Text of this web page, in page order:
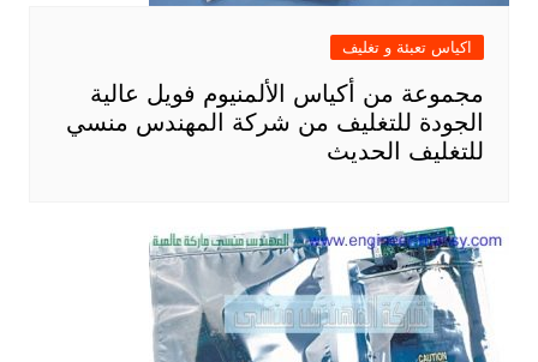
اكياس تعبئة و تغليف
مجموعة من أكياس الألمنيوم فويل عالية
الجودة للتغليف من شركة المهندس منسي
للتغليف الحديث